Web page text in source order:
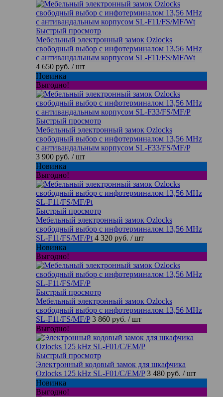
Быстрый просмотр
Мебельный электронный замок Ozlocks
свободный выбор с инфотерминалом 13,56 MHz
с антивандальным корпусом SL-F11/FS/MF/Wt
4 650 руб. / шт
Новинка
Выгодно!
Быстрый просмотр
Мебельный электронный замок Ozlocks
свободный выбор с инфотерминалом 13,56 MHz
с антивандальным корпусом SL-F33/FS/MF/P
3 900 руб. / шт
Новинка
Выгодно!
Быстрый просмотр
Мебельный электронный замок Ozlocks
свободный выбор с инфотерминалом 13,56 MHz
SL-F11/FS/MF/Pt 4 320 руб. / шт
Новинка
Выгодно!
Быстрый просмотр
Мебельный электронный замок Ozlocks
свободный выбор с инфотерминалом 13,56 MHz
SL-F11/FS/MF/P 3 860 руб. / шт
Выгодно!
Быстрый просмотр
Электронный кодовый замок для шкафчика
Ozlocks 125 kHz SL-F01/C/EM/P 3 480 руб. / шт
Новинка
Выгодно!